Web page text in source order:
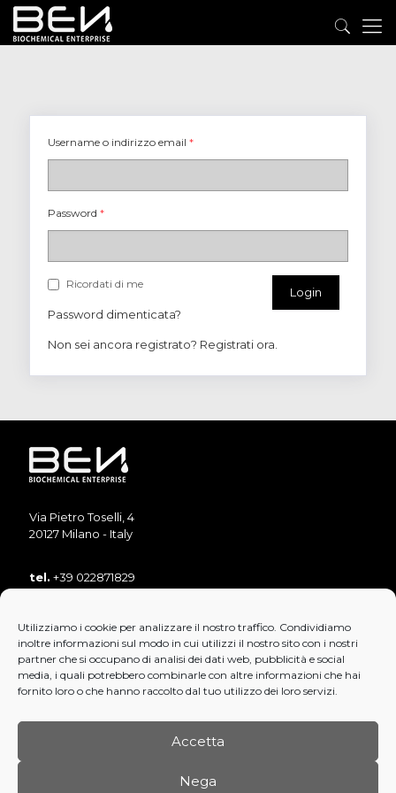
Utilizziamo i cookie per analizzare il nostro traffico. Condividiamo
inoltre informazioni sul modo in cui utilizzi il nostro sito con i nostri
partner che si occupano di analisi dei dati web, pubblicità e social
media, i quali potrebbero combinarle con altre informazioni che hai
fornito loro o che hanno raccolto dal tuo utilizzo dei loro servizi.
Accetta
Nega
Username o indirizzo email *
Password *
Ricordati di me
Password dimenticata?
Non sei ancora registrato? Registrati ora.
Via Pietro Toselli, 4
20127 Milano - Italy
tel. +39 022871829
fax
+39 022890853
mail:info@bensrl.it